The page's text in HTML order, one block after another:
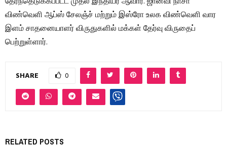
விண்வெளி ஆப்ஸ் சேலஞ்ச் மற்றும் இஸ்ரோ உலக விண்வெளி வார
இளம் சாதனையாளர் விருதுகளில் மக்கள் தேர்வு விருதைப்
பெற்றுள்ளார்.
SHARE 0
RELATED POSTS